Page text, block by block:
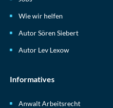
Wie wir helfen
Autor Sören Siebert
Autor Lev Lexow
Informatives
Anwalt Arbeitsrecht